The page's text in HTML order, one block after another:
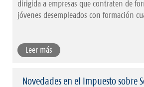
dirigida a empresas que contraten de
jóvenes desempleados con formación
Leer más
Novedades en el Impuesto sobre